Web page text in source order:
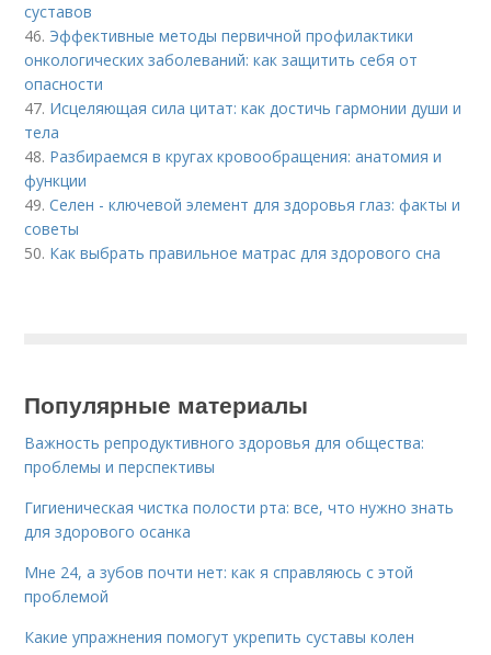
суставов
46. Эффективные методы первичной профилактики
онкологических заболеваний: как защитить себя от
опасности
47. Исцеляющая сила цитат: как достичь гармонии души и
тела
48. Разбираемся в кругах кровообращения: анатомия и
функции
49.Селен - ключевой элемент для здоровья глаз: факты и
советы
50. Как выбрать правильное матрас для здорового сна
Популярные материалы
Важность репродуктивного здоровья для общества:
проблемы и перспективы
Гигиеническая чистка полости рта: все, что нужно знать
для здорового осанка
Мне 24, а зубов почти нет: как я справляюсь с этой
проблемой
Какие упражнения помогут укрепить суставы колен